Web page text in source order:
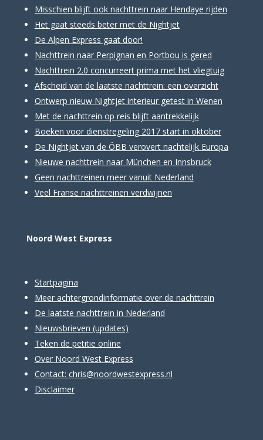
Misschien blijft ook nachttrein naar Hendaye rijden
Het gaat steeds beter met de Nightjet
De Alpen Express gaat door!
Nachttrein naar Perpignan en Portbou is gered
Nachttrein 2.0 concurreert prima met het vliegtuig
Afscheid van de laatste nachttrein: een overzicht
Ontwerp nieuw Nightjet interieur getest in Wenen
Met de nachttrein op reis blijft aantrekkelijk
Boeken voor dienstregeling 2017 start in oktober
De Nightjet van de ÖBB verovert nachtelijk Europa
Nieuwe nachttrein naar München en Innsbruck
Geen nachttreinen meer vanuit Nederland
Veel Franse nachttreinen verdwijnen
Noord West Express
Startpagina
Meer achtergrondinformatie over de nachttrein
De laatste nachttrein in Nederland
Nieuwsbrieven (updates)
Teken de petitie online
Over Noord West Express
Contact: chris@noordwestexpress.nl
Disclaimer